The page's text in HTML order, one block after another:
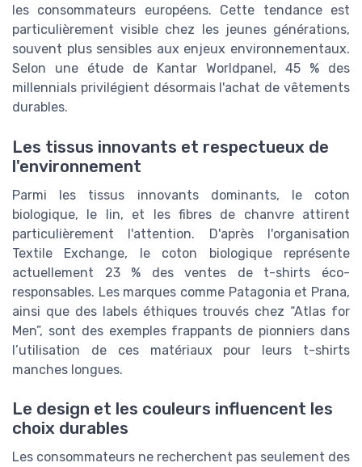
les consommateurs européens. Cette tendance est
particulièrement visible chez les jeunes générations,
souvent plus sensibles aux enjeux environnementaux.
Selon une étude de Kantar Worldpanel, 45 % des
millennials privilégient désormais l'achat de vêtements
durables.
Les tissus innovants et respectueux de
l'environnement
Parmi les tissus innovants dominants, le coton
biologique, le lin, et les fibres de chanvre attirent
particulièrement l'attention. D'après l'organisation
Textile Exchange, le coton biologique représente
actuellement 23 % des ventes de t-shirts éco-
responsables. Les marques comme Patagonia et Prana,
ainsi que des labels éthiques trouvés chez “Atlas for
Men”, sont des exemples frappants de pionniers dans
l’utilisation de ces matériaux pour leurs t-shirts
manches longues.
Le design et les couleurs influencent les
choix durables
Les consommateurs ne recherchent pas seulement des